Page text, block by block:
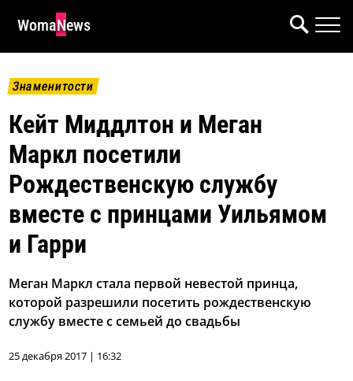
WomaNews
Знаменитости
Кейт Миддлтон и Меган
Маркл посетили
Рождественскую службу
вместе с принцами Уильямом
и Гарри
Меган Маркл стала первой невестой принца,
которой разрешили посетить рождественскую
службу вместе с семьей до свадьбы
25 декабря 2017 | 16:32